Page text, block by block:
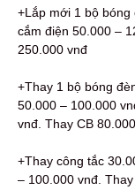
+Lắp mới 1 bộ
cắm điện 50.000 –
250.000 vnđ
+Thay 1 bộ bóng
50.000 – 100.000
vnđ. Thay CB
+Thay công tắc
– 100.000 vnđ.